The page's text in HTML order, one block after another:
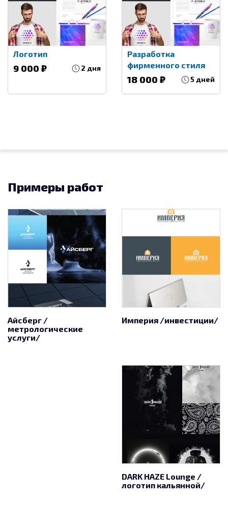
Логотип
9 000 ₽ 2 дня
Разработка
фирменного стиля
18 000 ₽ 5 дней
Примеры работ
Айсберг /
метрологические
услуги/
Империя /инвестиции/
DARK HAZE Lounge /
логотип кальянной/